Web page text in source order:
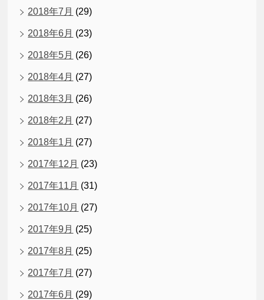
2018年7月 (29)
2018年6月 (23)
2018年5月 (26)
2018年4月 (27)
2018年3月 (26)
2018年2月 (27)
2018年1月 (27)
2017年12月 (23)
2017年11月 (31)
2017年10月 (27)
2017年9月 (25)
2017年8月 (25)
2017年7月 (27)
2017年6月 (29)